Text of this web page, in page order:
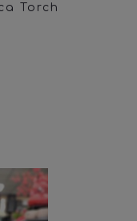
Torch